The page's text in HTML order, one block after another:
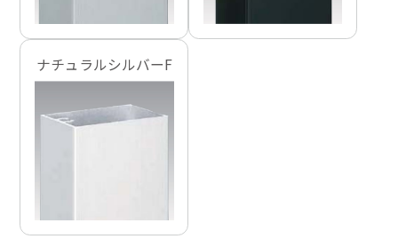
ナチュラルシルバーF